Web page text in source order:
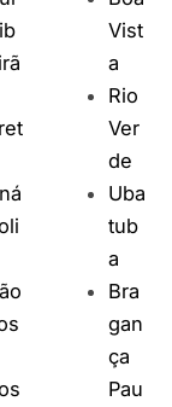
Vist
a
Rio
Ver
de
Uba
tub
a
Bra
gan
ça
Pau